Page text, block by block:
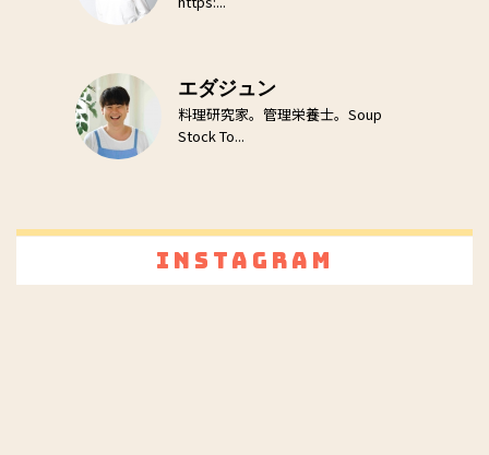
エダジュン
料理研究家。管理栄養士。Soup
Stock To...
Instagram